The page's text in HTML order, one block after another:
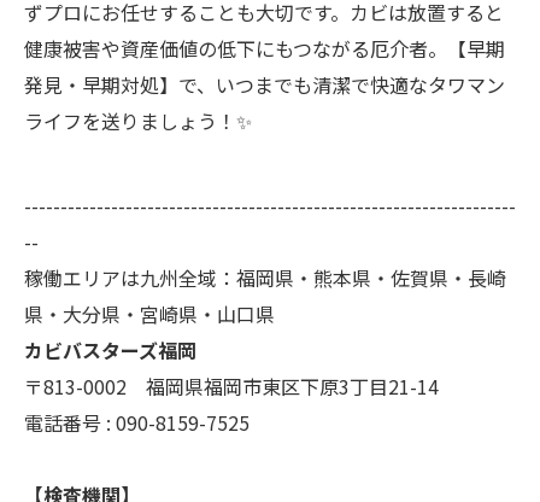
ずプロにお任せすることも大切です。カビは放置すると
健康被害や資産価値の低下にもつながる厄介者。【早期
発見・早期対処】で、いつまでも清潔で快適なタワマン
ライフを送りましょう！✨
--------------------------------------------------------------------
--
稼働エリアは九州全域：福岡県・熊本県・佐賀県・長崎
県・大分県・宮崎県・山口県
カビバスターズ福岡
〒813-0002 福岡県福岡市東区下原3丁目21-14
電話番号 : 090-8159-7525
【検査機関】